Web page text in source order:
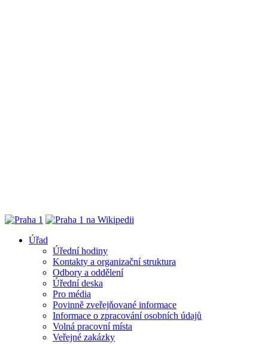
Úřad
Úřední hodiny
Kontakty a organizační struktura
Odbory a oddělení
Úřední deska
Pro média
Povinně zveřejňované informace
Informace o zpracování osobních údajů
Volná pracovní místa
Veřejné zakázky